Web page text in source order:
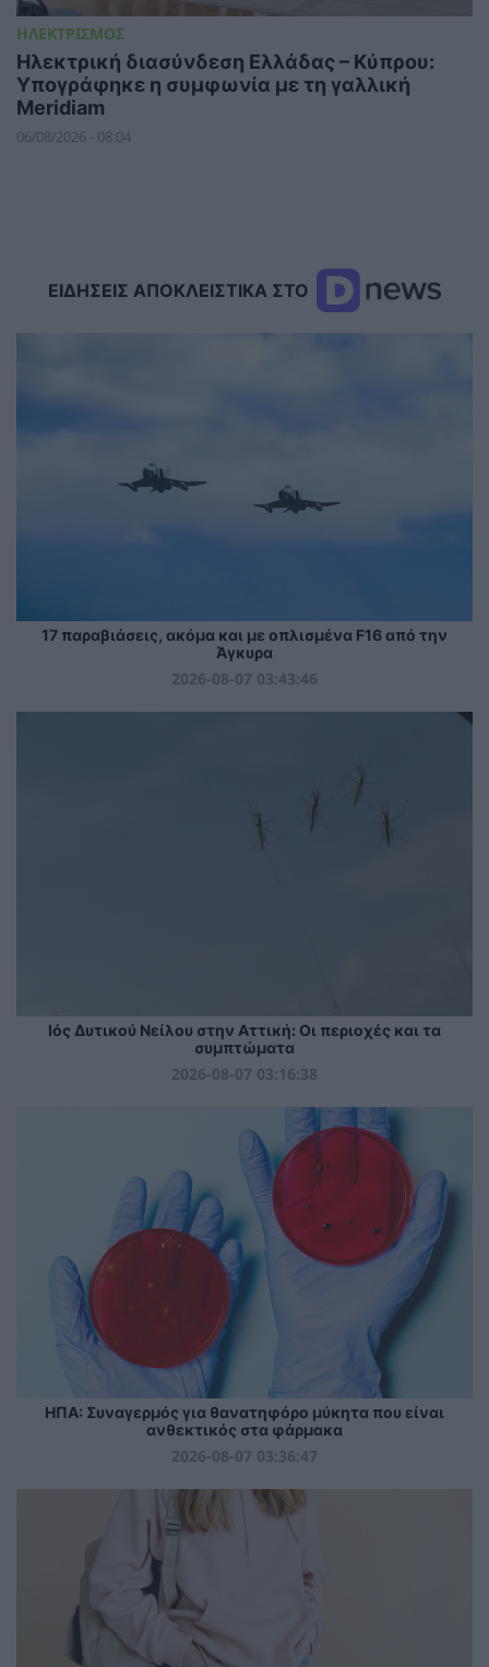
ΗΛΕΚΤΡΙΣΜΟΣ
Ηλεκτρική διασύνδεση Ελλάδας – Κύπρου:
Υπογράφηκε η συμφωνία με τη γαλλική
Meridiam
06/08/2026 - 08:04
ΕΙΔΗΣΕΙΣ ΑΠΟΚΛΕΙΣΤΙΚΑ ΣΤΟ
17 παραβιάσεις, ακόμα και με οπλισμένα F16 από την
Άγκυρα
2026-08-07 03:43:46
Ιός Δυτικού Νείλου στην Αττική: Οι περιοχές και τα
συμπτώματα
2026-08-07 03:16:38
ΗΠΑ: Συναγερμός για θανατηφόρο μύκητα που είναι
ανθεκτικός στα φάρμακα
2026-08-07 03:36:47